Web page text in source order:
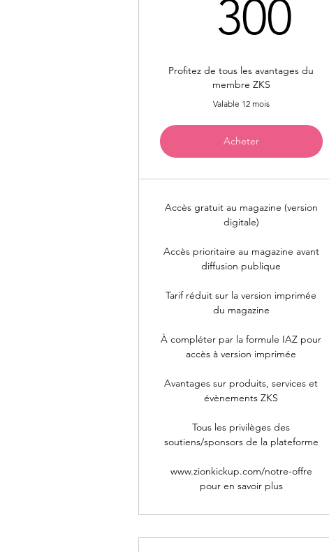
300
Profitez de tous les avantages du
membre ZKS
Valable 12 mois
Acheter
Accès gratuit au magazine (version
digitale)
Accès prioritaire au magazine avant
diffusion publique
Tarif réduit sur la version imprimée
du magazine
À compléter par la formule IAZ pour
accès à version imprimée
Avantages sur produits, services et
évènements ZKS
Tous les privilèges des
soutiens/sponsors de la plateforme
www.zionkickup.com/notre-offre
pour en savoir plus